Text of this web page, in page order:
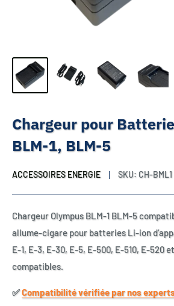
Chargeur pour
BLM-1, BLM-5
ACCESSOIRES ENERGIE SKU: CH-BML1
Chargeur Olympus BLM-1 BLM-5
allume-cigare pour batteries Li-ion
E-1, E-3, E-30, E-5, E-500, E-510, E-520
compatibles.
✅​Compatibilité vérifiée par nos